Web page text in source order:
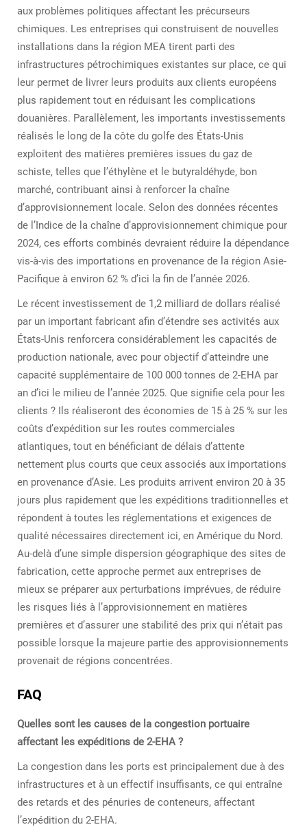
aux problèmes politiques affectant les précurseurs
chimiques. Les entreprises qui construisent de nouvelles
installations dans la région MEA tirent parti des
infrastructures pétrochimiques existantes sur place, ce qui
leur permet de livrer leurs produits aux clients européens
plus rapidement tout en réduisant les complications
douanières. Parallèlement, les importants investissements
réalisés le long de la côte du golfe des États-Unis
exploitent des matières premières issues du gaz de
schiste, telles que l’éthylène et le butyraldéhyde, bon
marché, contribuant ainsi à renforcer la chaîne
d’approvisionnement locale. Selon des données récentes
de l’Indice de la chaîne d’approvisionnement chimique pour
2024, ces efforts combinés devraient réduire la dépendance
vis-à-vis des importations en provenance de la région Asie-
Pacifique à environ 62 % d’ici la fin de l’année 2026.
Le récent investissement de 1,2 milliard de dollars réalisé
par un important fabricant afin d’étendre ses activités aux
États-Unis renforcera considérablement les capacités de
production nationale, avec pour objectif d’atteindre une
capacité supplémentaire de 100 000 tonnes de 2-EHA par
an d’ici le milieu de l’année 2025. Que signifie cela pour les
clients ? Ils réaliseront des économies de 15 à 25 % sur les
coûts d’expédition sur les routes commerciales
atlantiques, tout en bénéficiant de délais d’attente
nettement plus courts que ceux associés aux importations
en provenance d’Asie. Les produits arrivent environ 20 à 35
jours plus rapidement que les expéditions traditionnelles et
répondent à toutes les réglementations et exigences de
qualité nécessaires directement ici, en Amérique du Nord.
Au-delà d’une simple dispersion géographique des sites de
fabrication, cette approche permet aux entreprises de
mieux se préparer aux perturbations imprévues, de réduire
les risques liés à l’approvisionnement en matières
premières et d’assurer une stabilité des prix qui n’était pas
possible lorsque la majeure partie des approvisionnements
provenait de régions concentrées.
FAQ
Quelles sont les causes de la congestion portuaire
affectant les expéditions de 2-EHA ?
La congestion dans les ports est principalement due à des
infrastructures et à un effectif insuffisants, ce qui entraîne
des retards et des pénuries de conteneurs, affectant
l’expédition du 2-EHA.